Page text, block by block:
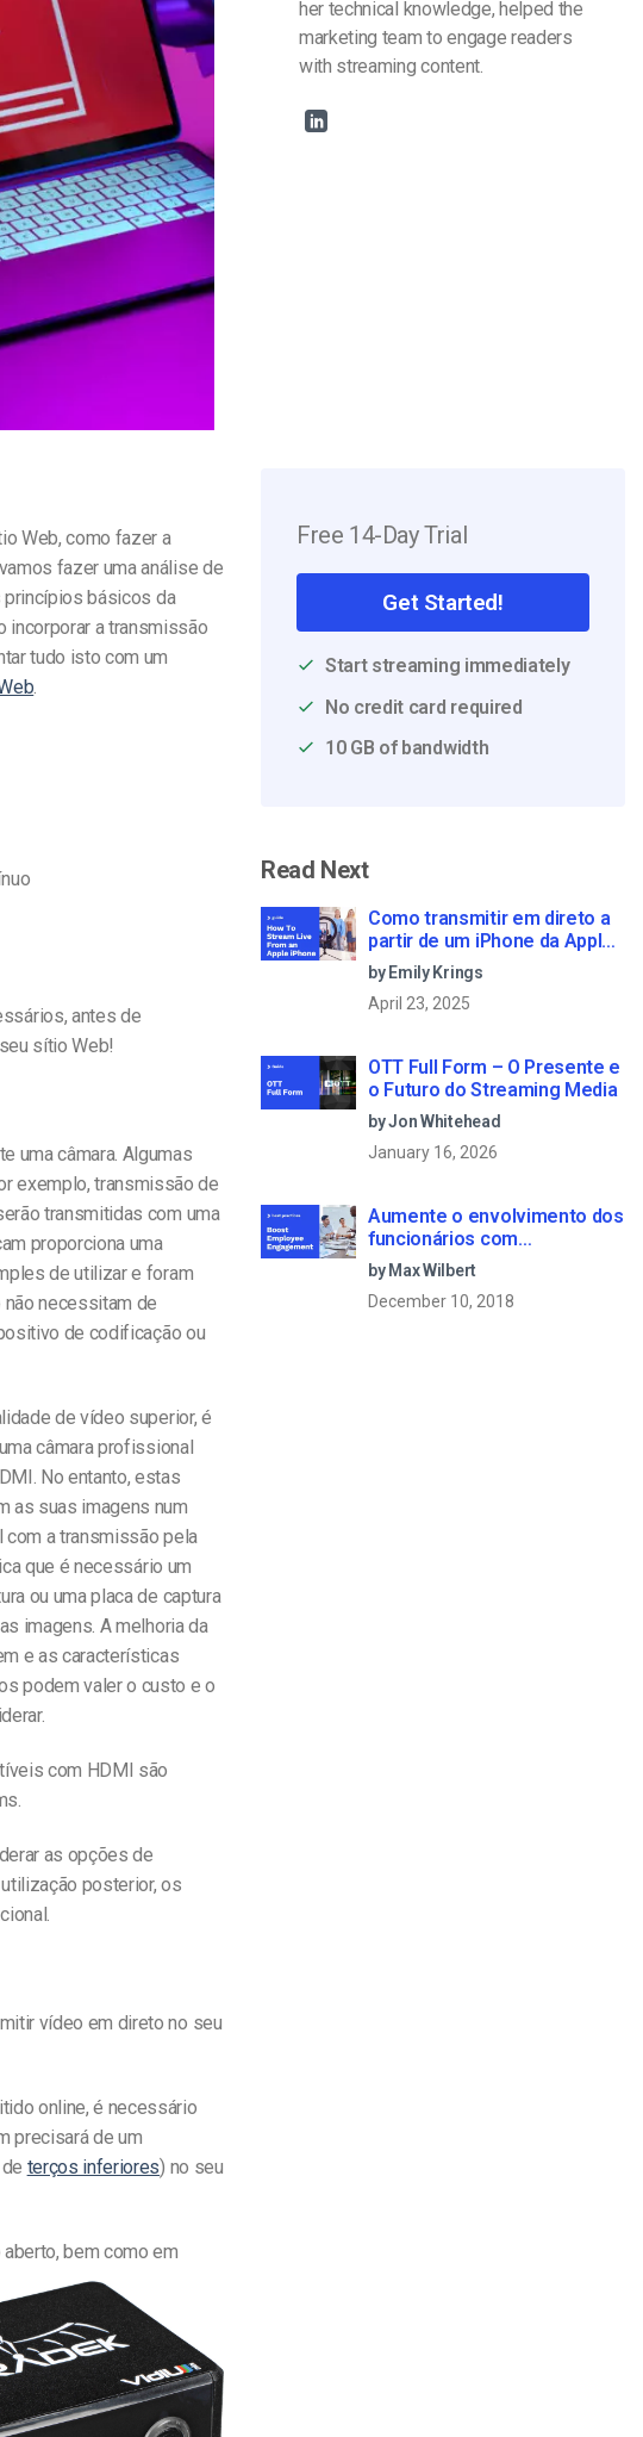
her technical knowledge, helped the
marketing team to engage readers
with streaming content.
Web, como fazer a
fazer uma análise de
princípios básicos da
incorporar a transmissão
tudo isto com um
.
antes de
sítio Web!
uma câmara. Algumas
exemplo, transmissão de
transmitidas com uma
proporciona uma
de utilizar e foram
necessitam de
de codificação ou
de vídeo superior, é
câmara profissional
No entanto, estas
as suas imagens num
a transmissão pela
que é necessário um
ou uma placa de captura
imagens. A melhoria da
e as características
podem valer o custo e o
com HDMI são
as opções de
posterior, os
vídeo em direto no seu
online, é necessário
precisará de um
terços inferiores) no seu
bem como em
Free 14-Day Trial
Get Started!
Start streaming immediately
No credit card required
10 GB of bandwidth
Read Next
Como transmitir em direto a
partir de um iPhone da Apple
em 6 passos simples
by Emily Krings
April 23, 2025
OTT Full Form – O Presente e
o Futuro do Streaming Media
by Jon Whitehead
January 16, 2026
Aumente o envolvimento dos
funcionários com
comunicações empresariais
em direto
by Max Wilbert
December 10, 2018